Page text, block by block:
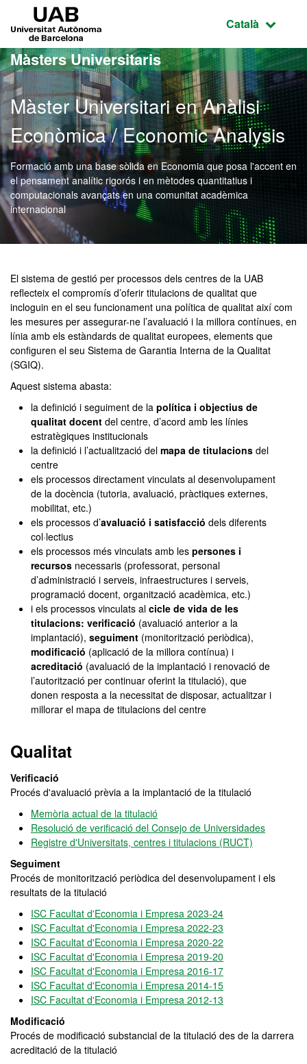
Ves al contingut principal
Ves a la navegació de la pàgina
Idioma
Català
Màsters Universitaris
Màster Universitari en Anàlisi
Econòmica / Economic Analysis
Formació amb una base sòlida en Economia que posa l'accent en
el pensament analític rigorós i en mètodes quantitatius i
computacionals avançats en una comunitat acadèmica
internacional
Màster Oficial - Anàlisi
El sistema de gestió per processos dels centres de la UAB
reflecteix el compromís d’oferir titulacions de qualitat que
incloguin en el seu funcionament una política de qualitat així com
les mesures per assegurar-ne l’avaluació i la millora contínues, en
línia amb els estàndards de qualitat europees, elements que
configuren el seu Sistema de Garantia Interna de la Qualitat
(SGIQ).
Aquest sistema abasta:
la definició i seguiment de la política i objectius de
qualitat docent del centre, d’acord amb les línies
estratègiques institucionals
la definició i l’actualització del mapa de titulacions del
centre
els processos directament vinculats al desenvolupament
de la docència (tutoria, avaluació, pràctiques externes,
mobilitat, etc.)
els processos d’avaluació i satisfacció dels diferents
col·lectius
els processos més vinculats amb les persones i
recursos necessaris (professorat, personal
d’administració i serveis, infraestructures i serveis,
programació docent, organització acadèmica, etc.)
i els processos vinculats al cicle de vida de les
titulacions: verificació (avaluació anterior a la
implantació), seguiment (monitorització periòdica),
modificació (aplicació de la millora contínua) i
acreditació (avaluació de la implantació i renovació de
l’autorització per continuar oferint la titulació), que
donen resposta a la necessitat de disposar, actualitzar i
millorar el mapa de titulacions del centre
Qualitat
Verificació
Procés d'avaluació prèvia a la implantació de la titulació
Memòria actual de la titulació
Resolució de verificació del Consejo de Universidades
Registre d'Universitats, centres i titulacions (RUCT)
Seguiment
Procés de monitorització periòdica del desenvolupament i els
resultats de la titulació
ISC Facultat d'Economia i Empresa 2023-24
ISC Facultat d'Economia i Empresa 2022-23
ISC Facultat d'Economia i Empresa 2020-22
ISC Facultat d'Economia i Empresa 2019-20
ISC Facultat d'Economia i Empresa 2016-17
ISC Facultat d'Economia i Empresa 2014-15
ISC Facultat d'Economia i Empresa 2012-13
Modificació
Procés de modificació substancial de la titulació des de la darrera
acreditació de la titulació